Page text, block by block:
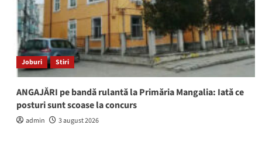
Joburi Stiri
ANGAJĂRI pe bandă rulantă la Primăria Mangalia: Iată ce
posturi sunt scoase la concurs
admin 3 august 2026